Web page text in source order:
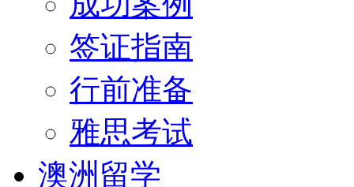
签证指南
行前准备
雅思考试
澳洲留学